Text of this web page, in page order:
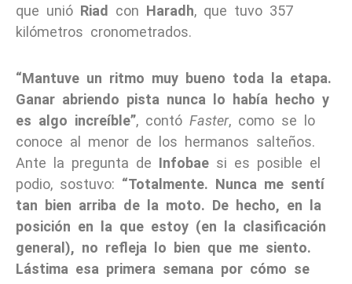
que unió Riad con Haradh, que tuvo 357
kilómetros cronometrados.
“Mantuve un ritmo muy bueno toda la etapa.
Ganar abriendo pista nunca lo había hecho y
es algo increíble”, contó Faster, como se lo
conoce al menor de los hermanos salteños.
Ante la pregunta de Infobae si es posible el
podio, sostuvo: “Totalmente. Nunca me sentí
tan bien arriba de la moto. De hecho, en la
posición en la que estoy (en la clasificación
general), no refleja lo bien que me siento.
Lástima esa primera semana por cómo se